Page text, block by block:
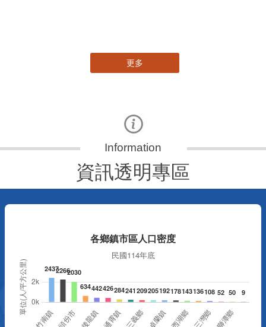
更多
資訊透明專區